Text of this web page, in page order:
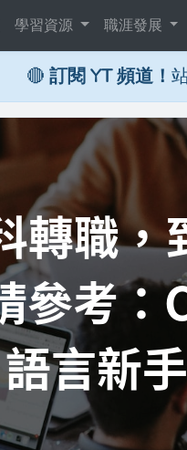
學習資源 職涯發展
🔴 訂閱 YT 頻道！